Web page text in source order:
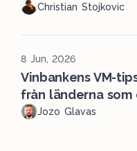
Christian Stojkovic
8 Jun, 2026
Vinbankens VM-
från länderna
Jozo Glavas